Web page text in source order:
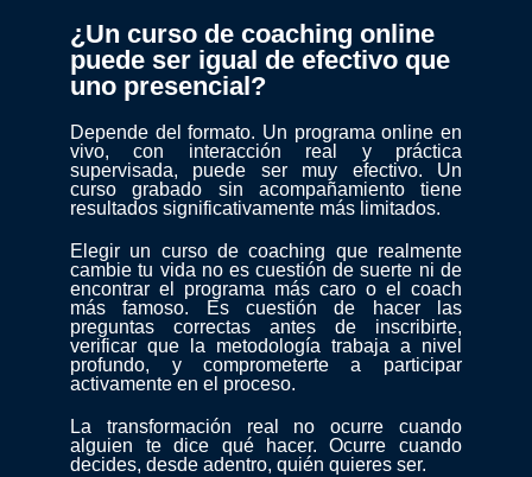
¿Un curso de coaching online
puede ser igual de efectivo que
uno presencial?
Depende del formato. Un programa online en
vivo, con interacción real y práctica
supervisada, puede ser muy efectivo. Un
curso grabado sin acompañamiento tiene
resultados significativamente más limitados.
Elegir un curso de coaching que realmente
cambie tu vida no es cuestión de suerte ni de
encontrar el programa más caro o el coach
más famoso. Es cuestión de hacer las
preguntas correctas antes de inscribirte,
verificar que la metodología trabaja a nivel
profundo, y comprometerte a participar
activamente en el proceso.
La transformación real no ocurre cuando
alguien te dice qué hacer. Ocurre cuando
decides, desde adentro, quién quieres ser.